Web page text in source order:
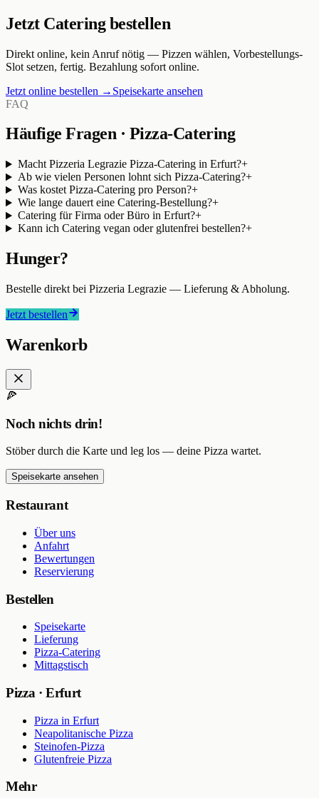
Jetzt Catering bestellen
Direkt online, kein Anruf nötig — Pizzen wählen, Vorbestellungs-
Slot setzen, fertig. Bezahlung sofort online.
Jetzt online bestellen → Speisekarte ansehen
FAQ
Häufige Fragen · Pizza-Catering
Macht Pizzeria Legrazie Pizza-Catering in Erfurt?+
Ab wie vielen Personen lohnt sich Pizza-Catering?+
Was kostet Pizza-Catering pro Person?+
Wie lange dauert eine Catering-Bestellung?+
Catering für Firma oder Büro in Erfurt?+
Kann ich Catering vegan oder glutenfrei bestellen?+
Hunger?
Bestelle direkt bei Pizzeria Legrazie — Lieferung & Abholung.
Jetzt bestellen
Warenkorb
🍕
Noch nichts drin!
Stöber durch die Karte und leg los — deine Pizza wartet.
Speisekarte ansehen
Restaurant
Über uns
Anfahrt
Bewertungen
Reservierung
Bestellen
Speisekarte
Lieferung
Pizza-Catering
Mittagstisch
Pizza · Erfurt
Pizza in Erfurt
Neapolitanische Pizza
Steinofen-Pizza
Glutenfreie Pizza
Mehr